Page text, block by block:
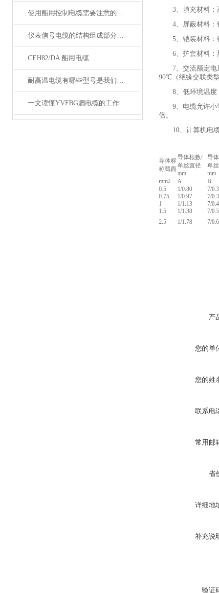
使用船用控制电缆需要注意的细节有哪些
仪表信号电缆的结构组成部分有哪些？
CEH82/DA 船用电缆
耐高温电缆有哪些型号是我们不知道的
一文读懂YVFBG扁电缆的工作原理与应用
3、填充材料
4、屏蔽材料
5、铠装材料
6、护套材料
7、交流额定
90℃（绝缘交联类
8、低环境温
9、电缆允许
倍。
10、计算机电
导体标
称截面
导体根数/
单丝直径
mm
导
单
mm
mm2
A
B
0.5
1/0.80
7/
0.75
1/0.97
7/
1
1/1.13
7/
1.5
1/1.38
7/
2.5
1/1.78 7/
产
您的单
您的姓
联系电
常用邮
省
详细地
补充说
验证